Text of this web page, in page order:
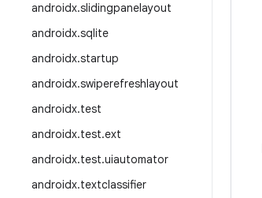
androidx.slidingpanelayout
androidx.sqlite
androidx.startup
androidx.swiperefreshlayout
androidx.test
androidx.test.ext
androidx.test.uiautomator
androidx.textclassifier